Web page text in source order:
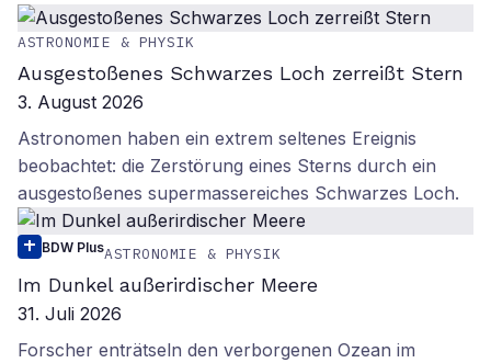
ASTRONOMIE & PHYSIK
Ausgestoßenes Schwarzes Loch zerreißt Stern
3. August 2026
Astronomen haben ein extrem seltenes Ereignis
beobachtet: die Zerstörung eines Sterns durch ein
ausgestoßenes supermassereiches Schwarzes Loch.
BDW PlusASTRONOMIE & PHYSIK
Im Dunkel außerirdischer Meere
31. Juli 2026
Forscher enträtseln den verborgenen Ozean im